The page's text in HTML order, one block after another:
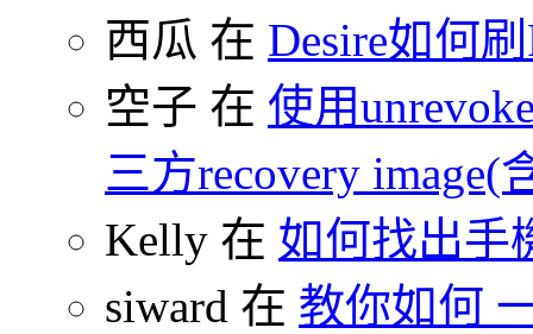
西瓜 在 Desire如何
空子 在 使用
三方recovery image(
Kelly 在 如何找出手
siward 在 教你如何